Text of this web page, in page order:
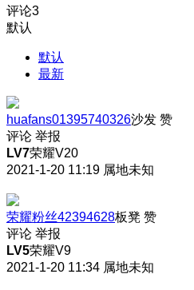
评论3
默认
默认
最新
huafans01395740326沙发 赞
评论 举报
LV7荣耀V20
2021-1-20 11:19 属地未知
荣耀粉丝42394628板凳 赞
评论 举报
LV5荣耀V9
2021-1-20 11:34 属地未知